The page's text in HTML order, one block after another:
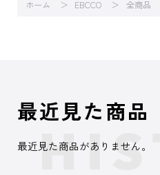
ホーム
EBCCO 全商品
最近見た商品
最近見た商品がありません。